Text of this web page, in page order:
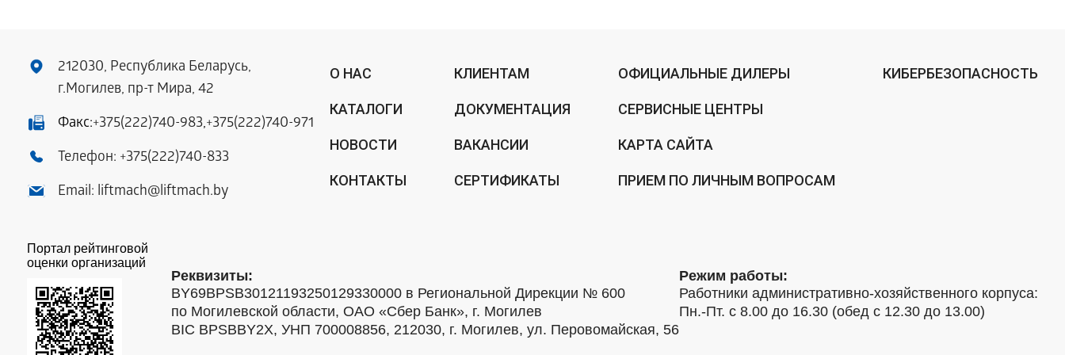
212030, Республика Беларусь,
г.Могилев, пр-т Мира, 42
Факс:+375(222)740-983,+375(222)740-971
Телефон: +375(222)740-833
Email: liftmach@liftmach.by
О НАС
КАТАЛОГИ
НОВОСТИ
КОНТАКТЫ
КЛИЕНТАМ
ДОКУМЕНТАЦИЯ
ВАКАНСИИ
СЕРТИФИКАТЫ
ОФИЦИАЛЬНЫЕ ДИЛЕРЫ
СЕРВИСНЫЕ ЦЕНТРЫ
КАРТА САЙТА
ПРИЕМ ПО ЛИЧНЫМ ВОПРОСАМ
КИБЕРБЕЗОПАСНОСТЬ
Портал рейтинговой
оценки организаций
Реквизиты:
BY69BPSB30121193250129330000 в Региональной Дирекции № 600
по Могилевской области, ОАО «Сбер Банк», г. Могилев
BIC BPSBBY2X, УНП 700008856, 212030, г. Могилев, ул. Перовомайская, 56
Режим работы:
Работники административно-хозяйственного корпуса:
Пн.-Пт. с 8.00 до 16.30 (обед с 12.30 до 13.00)